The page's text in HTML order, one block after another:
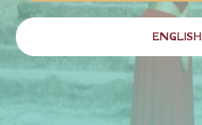
ENGLISH